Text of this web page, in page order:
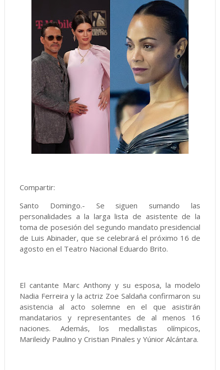
Compartir:
Santo Domingo.- Se siguen sumando las
personalidades a la larga lista de asistente de la
toma de posesión del segundo mandato presidencial
de Luis Abinader, que se celebrará el próximo 16 de
agosto en el Teatro Nacional Eduardo Brito.
El cantante Marc Anthony y su esposa, la modelo
Nadia Ferreira y la actriz Zoe Saldaña confirmaron su
asistencia al acto solemne en el que asistirán
mandatarios y representantes de al menos 16
naciones. Además, los medallistas olímpicos,
Marileidy Paulino y Cristian Pinales y Yúnior Alcántara.